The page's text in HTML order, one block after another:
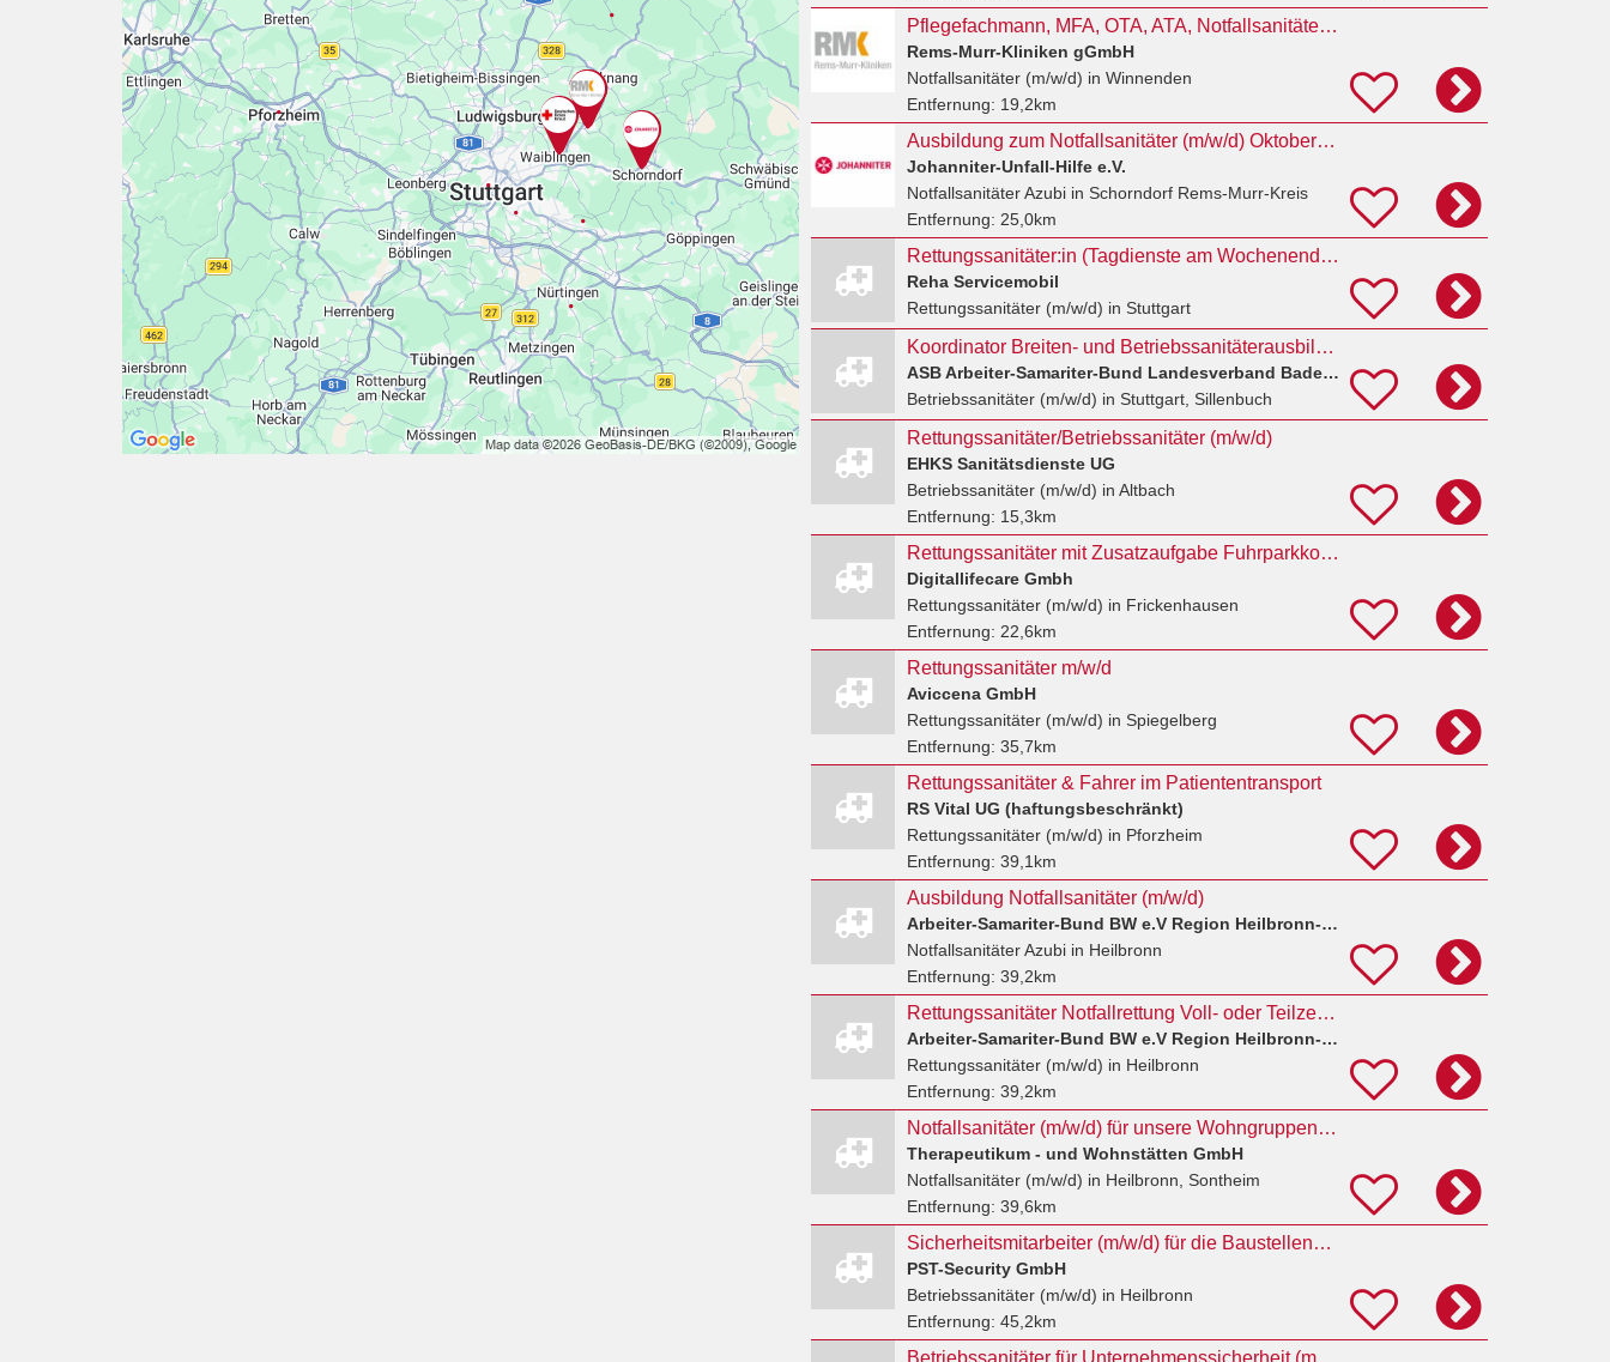
Pflegefachmann, MFA, OTA, ATA, Notfallsanitäter (jeweils m/w/d) Herzkatheterlabor
Rems-Murr-Kliniken gGmbH
Notfallsanitäter (m/w/d) in Winnenden
Entfernung: 19,2km
Ausbildung zum Notfallsanitäter (m/w/d) Oktober 2027
Johanniter-Unfall-Hilfe e.V.
Notfallsanitäter Azubiin Schorndorf Rems-Murr-Kreis
Entfernung: 25,0km
Rettungssanitäter:in (Tagdienste am Wochenende) - Stuttgart
Reha Servicemobil
Rettungssanitäter (m/w/d) in Stuttgart
Koordinator Breiten- und Betriebssanitäterausbildung (w/m/d)
ASB Arbeiter-Samariter-Bund Landesverband Baden-Württemberg e.V.
Betriebssanitäter (m/w/d) in Stuttgart, Sillenbuch
Rettungssanitäter/Betriebssanitäter (m/w/d)
EHKS Sanitätsdienste UG
Betriebssanitäter (m/w/d) in Altbach
Entfernung: 15,3km
Rettungssanitäter mit Zusatzaufgabe Fuhrparkkoordinator (m/w/d)
Digitallifecare Gmbh
Rettungssanitäter (m/w/d) in Frickenhausen
Entfernung: 22,6km
Rettungssanitäter m/w/d
Aviccena GmbH
Rettungssanitäter (m/w/d) in Spiegelberg
Entfernung: 35,7km
Rettungssanitäter & Fahrer im Patiententransport
RS Vital UG (haftungsbeschränkt)
Rettungssanitäter (m/w/d) in Pforzheim
Entfernung: 39,1km
Ausbildung Notfallsanitäter (m/w/d)
Arbeiter-Samariter-Bund BW e.V Region Heilbronn-Franken
Notfallsanitäter Azubiin Heilbronn
Entfernung: 39,2km
Rettungssanitäter Notfallrettung Voll- oder Teilzeit (m/w/d)
Arbeiter-Samariter-Bund BW e.V Region Heilbronn-Franken
Rettungssanitäter (m/w/d) in Heilbronn
Entfernung: 39,2km
Notfallsanitäter (m/w/d) für unsere Wohngruppen gesucht
Therapeutikum - und Wohnstätten GmbH
Notfallsanitäter (m/w/d) in Heilbronn, Sontheim
Entfernung: 39,6km
Sicherheitsmitarbeiter (m/w/d) für die Baustellenbewachung mit Qualifikation Betriebssanitäter in
PST-Security GmbH
Betriebssanitäter (m/w/d) in Heilbronn
Entfernung: 45,2km
Betriebssanitäter für Unternehmenssicherheit (m/w/d)